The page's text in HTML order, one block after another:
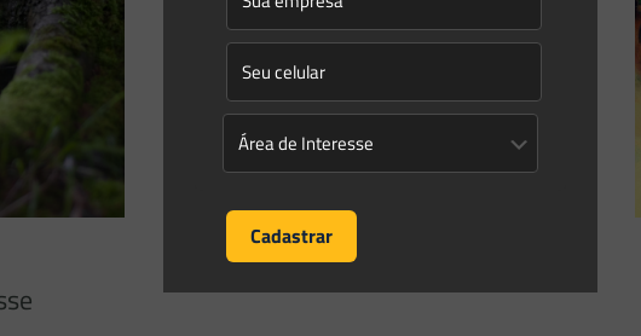
Informativo 194Maio/2023 Newsletter | Temas Gerais
Caros leitores, Nesta newsletter, destacamos os seguintes
temas: #Licenciamento Ambiental“Conheça os Prazos do